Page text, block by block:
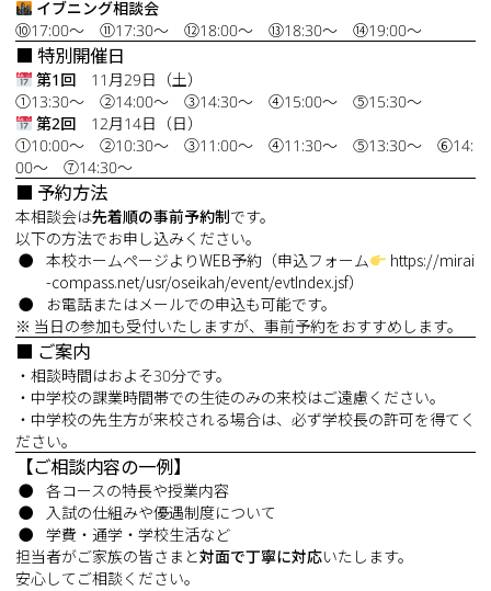
イブニング相談会
⑩17:00～ ⑪17:30～ ⑫18:00～ ⑬18:30～ ⑭19:00～
■ 特別開催日
第1回11月29日（土）
①13:30～ ②14:00～ ③14:30～ ④15:00～ ⑤15:30～
第2回12月14日（日）
①10:00～ ②10:30～ ③11:00～ ④11:30～ ⑤13:30～ ⑥14:
00～ ⑦14:30～
■ 予約方法
本相談会は先着順の事前予約制です。
以下の方法でお申し込みください。
本校ホームページよりWEB予約（申込フォーム
https://mirai
-compass.net/usr/oseikah/event/evtIndex.jsf）
お電話またはメールでの申込も可能です。
※ 当日の参加も受付いたしますが、事前予約をおすすめします。
■ ご案内
・相談時間はおよそ30分です。
・中学校の課業時間帯での生徒のみの来校はご遠慮ください。
・中学校の先生方が来校される場合は、必ず学校長の許可を得てく
ださい。
【ご相談内容の一例】
各コースの特長や授業内容
入試の仕組みや優遇制度について
学費・通学・学校生活など
担当者がご家族の皆さまと対面で丁寧に対応いたします。
安心してご相談ください。